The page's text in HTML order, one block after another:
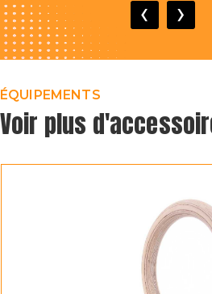
‹ ›
ÉQUIPEMENTS
Voir plus